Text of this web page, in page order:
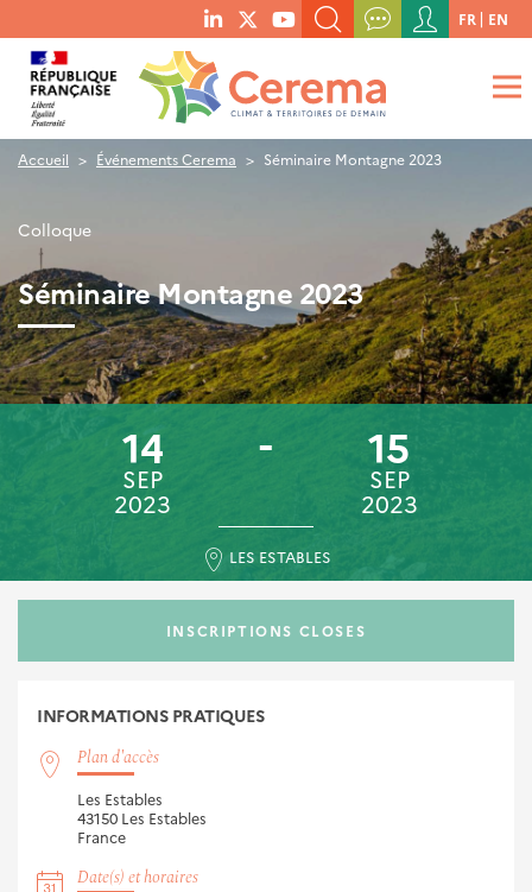
menu
social
links
RECHERCHER UN MOT-CLÉ, UNE PUBLICATION, ETC.
QUE RECHERCHEZ-VOUS ?
Menu
du
compte
de
l'utilisateur
FR EN
Accueil Événements Cerema Séminaire Montagne 2023
Colloque
Séminaire Montagne 2023
14
SEP
2023
15
SEP
2023
LES ESTABLES
INSCRIPTIONS CLOSES
INFORMATIONS PRATIQUES
Plan d'accès
Les Estables
43150 Les Estables
France
Date(s) et horaires